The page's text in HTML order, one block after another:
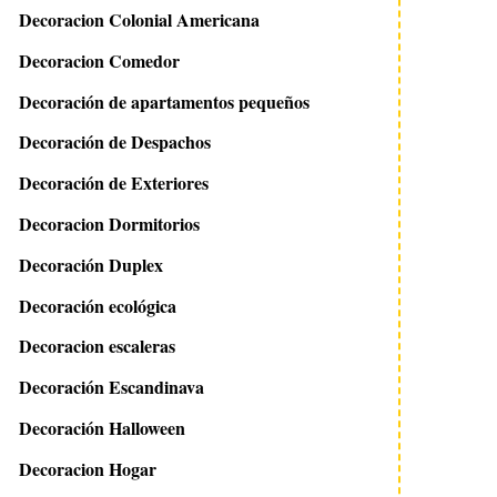
Decoracion Colonial Americana
Decoracion Comedor
Decoración de apartamentos pequeños
Decoración de Despachos
Decoración de Exteriores
Decoracion Dormitorios
Decoración Duplex
Decoración ecológica
Decoracion escaleras
Decoración Escandinava
Decoración Halloween
Decoracion Hogar